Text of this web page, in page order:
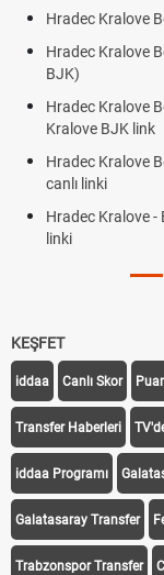
Hradec Kralove
Hradec Kralove
BJK)
Hradec Kralove
Kralove BJK link
Hradec Kralove
canlı linki
Hradec Kralove -
linki
KEŞFET
iddaa Canlı Skor
Transfer Haberleri
iddaa Programı
Galatasaray Transfer
Trabzonspor Transfer